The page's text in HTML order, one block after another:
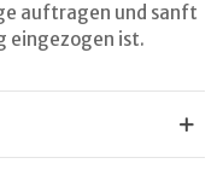
auftragen und sanft
eingezogen ist.